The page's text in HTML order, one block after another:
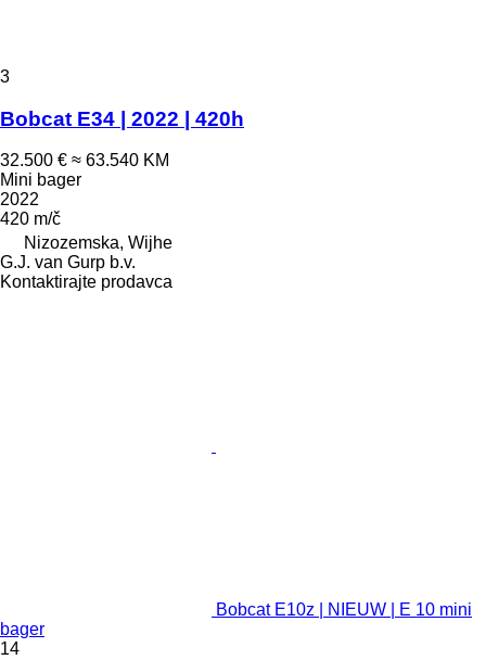
3
Bobcat E34 | 2022 | 420h
32.500 € ≈ 63.540 KM
Mini bager
2022
420 m/č
Nizozemska, Wijhe
G.J. van Gurp b.v.
Kontaktirajte prodavca
Bobcat E10z | NIEUW | E 10 mini
bager
14